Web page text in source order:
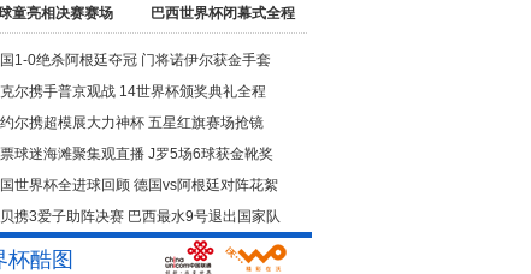
童亮相决赛赛场 巴西世界杯闭幕式全程
1-0绝杀阿根廷夺冠 门将诺伊尔获金手套
尔携手普京观战 14世界杯颁奖典礼全程
尔携超模展大力神杯 五星红旗赛场抢镜
球迷海滩聚集观直播 J罗5场6球获金靴奖
世界杯全进球回顾 德国vs阿根廷对阵花絮
携3爱子助阵决赛 巴西最水9号退出国家队
杯酷图